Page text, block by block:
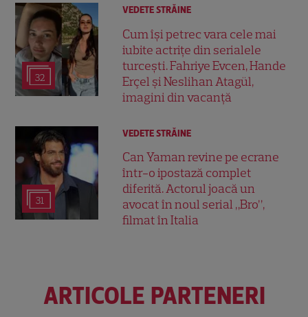
32
VEDETE STRĂINE
Cum își petrec vara cele mai
iubite actrițe din serialele
turcești. Fahriye Evcen, Hande
Erçel și Neslihan Atagül,
imagini din vacanță
31
VEDETE STRĂINE
Can Yaman revine pe ecrane
într-o ipostază complet
diferită. Actorul joacă un
avocat în noul serial „Bro”,
filmat în Italia
ARTICOLE PARTENERI